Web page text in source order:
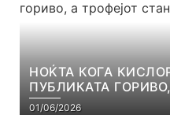
НОЌТА КОГА
ПУБЛИКАТА
РЕАЛНОСТ
01/06/2026